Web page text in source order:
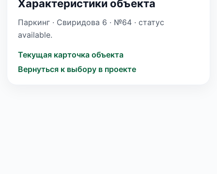
Характеристики объекта
Паркинг · Свиридова 6 · №64 · статус
available.
Текущая карточка объекта
Вернуться к выбору в проекте